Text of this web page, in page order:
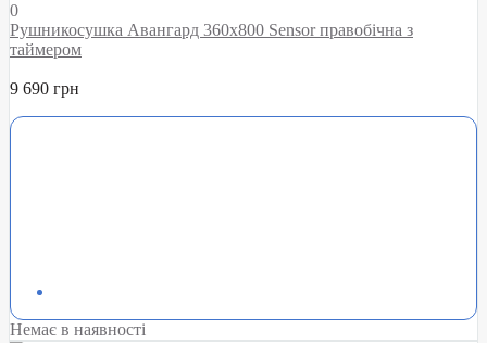
0
Рушникосушка Авангард 360х800 Sensor правобічна з
таймером
9 690 грн
Немає в наявності